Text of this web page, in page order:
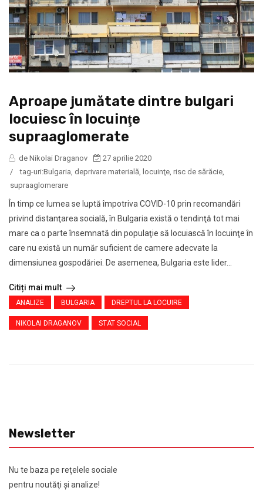
Aproape jumătate dintre bulgari
locuiesc în locuinţe
supraaglomerate
de Nikolai Draganov
27 aprilie 2020
/
tag-uri:Bulgaria, deprivare materială, locuinţe, risc de sărăcie,
supraaglomerare
În timp ce lumea se luptă împotriva COVID-10 prin recomandări
privind distanţarea socială, în Bulgaria există o tendinţă tot mai
mare ca o parte însemnată din populaţie să locuiască în locuinţe în
care nu există un număr suficient de camere adecvate la
dimensiunea gospodăriei. De asemenea, Bulgaria este lider...
Citiți mai mult
ANALIZE BULGARIA DREPTUL LA LOCUIRE
NIKOLAI DRAGANOV STAT SOCIAL
Newsletter
Nu te baza pe reţelele sociale
pentru noutăţi şi analize!